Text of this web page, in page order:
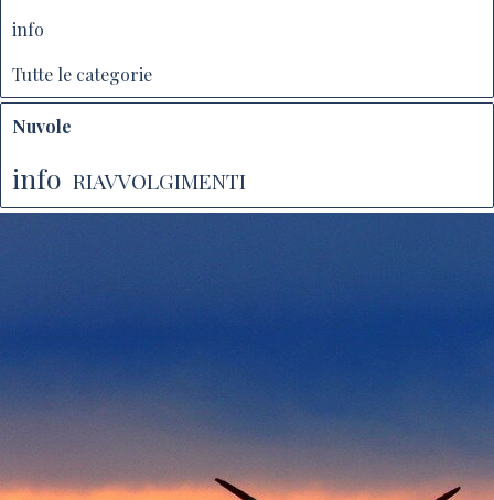
info
Tutte le categorie
Nuvole
info RIAVVOLGIMENTI